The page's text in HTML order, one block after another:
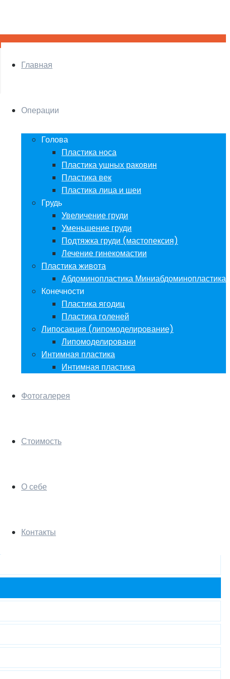
Главная
Операции
Голова
Пластика носа
Пластика ушных раковин
Пластика век
Пластика лица и шеи
Грудь
Увеличение груди
Уменьшение груди
Подтяжка груди (мастопексия)
Лечение гинекомастии
Пластика живота
Абдоминопластика Миниабдоминопластика
Конечности
Пластика ягодиц
Пластика голеней
Липосакция (липомоделирование)
Липомоделировани
Интимная пластика
Интимная пластика
Фотогалерея
Стоимость
О себе
Контакты